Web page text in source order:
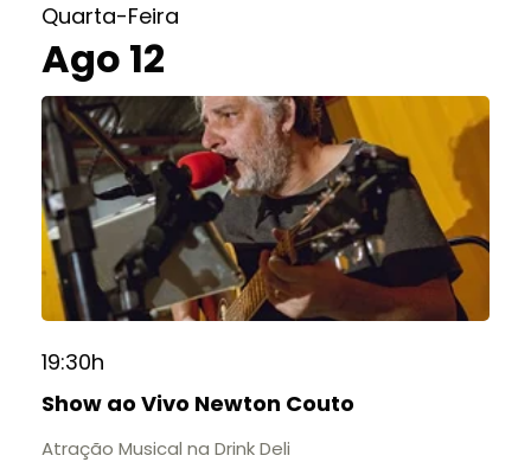
Quarta-Feira
Ago 12
19:30h
Show ao Vivo Newton Couto
Atração Musical na Drink Deli